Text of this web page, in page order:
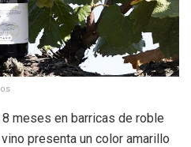
meses en barricas de roble
presenta un color amarillo